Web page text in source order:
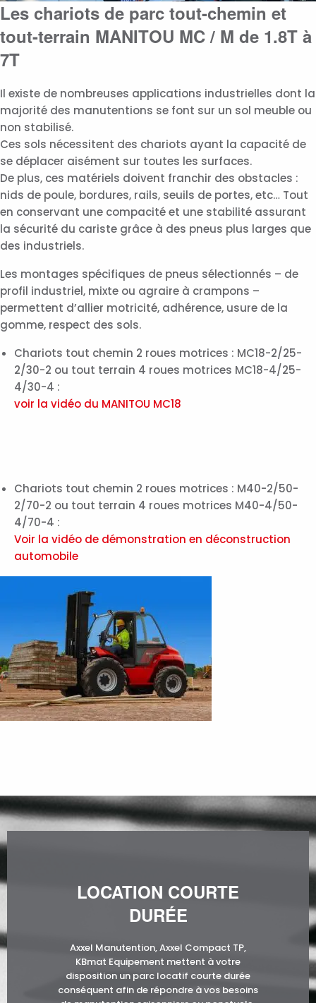
Les chariots de parc tout-chemin et
tout-terrain MANITOU MC / M de 1.8T à
7T
Il existe de nombreuses applications industrielles dont la
majorité des manutentions se font sur un sol meuble ou
non stabilisé.
Ces sols nécessitent des chariots ayant la capacité de
se déplacer aisément sur toutes les surfaces.
De plus, ces matériels doivent franchir des obstacles :
nids de poule, bordures, rails, seuils de portes, etc… Tout
en conservant une compacité et une stabilité assurant
la sécurité du cariste grâce à des pneus plus larges que
des industriels.
Les montages spécifiques de pneus sélectionnés – de
profil industriel, mixte ou agraire à crampons –
permettent d’allier motricité, adhérence, usure de la
gomme, respect des sols.
Chariots tout chemin 2 roues motrices : MC18-2/25-
2/30-2 ou tout terrain 4 roues motrices MC18-4/25-
4/30-4 :
voir la vidéo du MANITOU MC18
Chariots tout chemin 2 roues motrices : M40-2/50-
2/70-2 ou tout terrain 4 roues motrices M40-4/50-
4/70-4 :
Voir la vidéo de démonstration en déconstruction
automobile
LOCATION COURTE
DURÉE
Axxel Manutention, Axxel Compact TP,
KBmat Equipement mettent à votre
disposition un parc locatif courte durée
conséquent afin de répondre à vos besoins